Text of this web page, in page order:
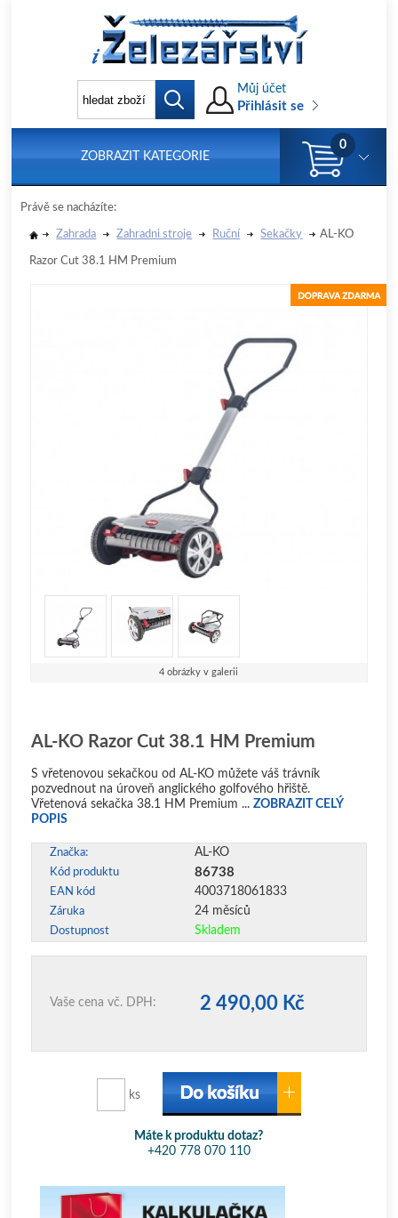
Můj účet
Přihlásit se
ZOBRAZIT KATEGORIE
0
Právě se nacházíte:
Zahrada Zahradni stroje Ruční Sekačky AL-KO
Razor Cut 38.1 HM Premium
4 obrázky v galerii
AL-KO Razor Cut 38.1 HM Premium
S vřetenovou sekačkou od AL-KO můžete váš trávník
pozvednout na úroveň anglického golfového hřiště.
Vřetenová sekačka 38.1 HM Premium ... ZOBRAZIT CELÝ
POPIS
Značka: AL-KO
Kód produktu 86738
EAN kód 4003718061833
Záruka 24 měsíců
Dostupnost Skladem
Vaše cena vč. DPH: 2 490,00 Kč
ks
Máte k produktu dotaz?
+420 778 070 110